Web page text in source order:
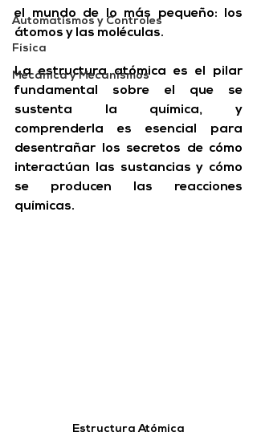
Automatismos y Controles
Física
Mecánica y Mecanismos
el mundo de lo más pequeño: los
átomos y las moléculas.
La estructura atómica es el pilar
fundamental sobre el que se
sustenta la química, y
comprenderla es esencial para
desentrañar los secretos de cómo
interactúan las sustancias y cómo
se producen las reacciones
químicas.
Estructura Atómica